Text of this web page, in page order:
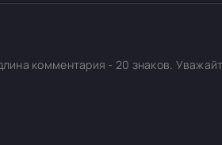
комментария - 20 знаков.